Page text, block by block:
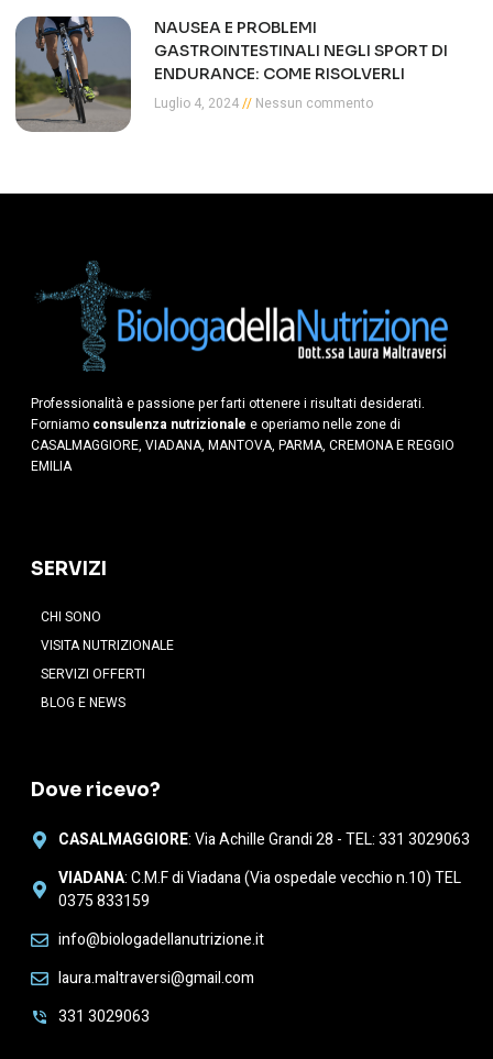
NAUSEA E PROBLEMI
GASTROINTESTINALI NEGLI SPORT DI
ENDURANCE: COME RISOLVERLI
Luglio 4, 2024
Nessun commento
Professionalità e passione per farti ottenere i risultati desiderati.
Forniamo consulenza nutrizionale e operiamo nelle zone di
CASALMAGGIORE, VIADANA, MANTOVA, PARMA, CREMONA E REGGIO
EMILIA
SERVIZI
CHI SONO
VISITA NUTRIZIONALE
SERVIZI OFFERTI
BLOG E NEWS
Dove ricevo?
CASALMAGGIORE: Via Achille Grandi 28 - TEL: 331 3029063
VIADANA: C.M.F di Viadana (Via ospedale vecchio n.10) TEL
0375 833159
info@biologadellanutrizione.it
laura.maltraversi@gmail.com
331 3029063